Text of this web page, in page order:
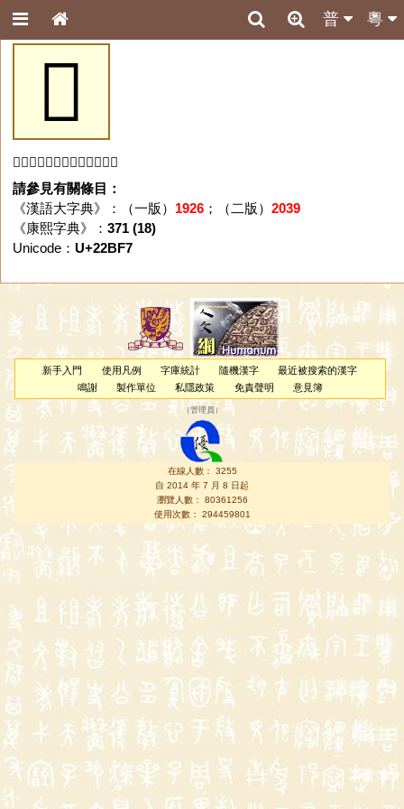
粵
普
𢯷
「𢯷」字未收錄於本資料庫。
請參見有關條目：
《漢語大字典》：（一版） 1926；（二版） 2039
《康熙字典》： 371 (18)
Unicode： U+22BF7
新手入門 使用凡例 字庫統計 隨機漢字
最近被搜索的漢字
鳴謝
製作單位 私隱政策 免責聲明 意見簿
（管理員 ）
在線人數： 3255
自 2014 年 7 月 8 日起
瀏覽人數： 80361256
使用次數： 294459801